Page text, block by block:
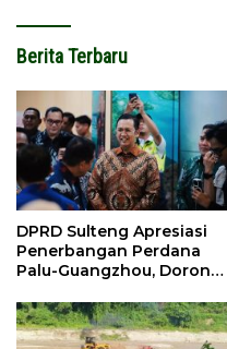
Berita Terbaru
DPRD Sulteng Apresiasi
Penerbangan Perdana
Palu-Guangzhou, Dorong